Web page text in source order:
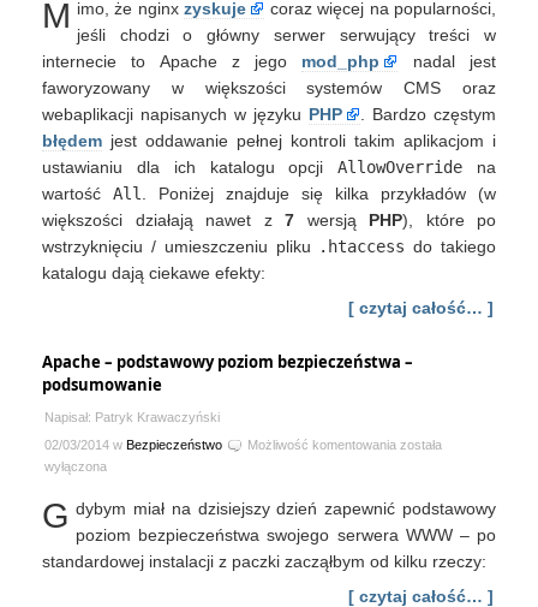
do
aplikacji
M imo, że nginxzyskuje
coraz więcej na popularności,
jeśli chodzi o główny serwer serwujący treści w
internecie to Apache z jego mod_php
nadal jest
faworyzowany w większości systemów CMS oraz
webaplikacji napisanych w języku PHP
. Bardzo częstym
błędem jest oddawanie pełnej kontroli takim aplikacjom i
ustawianiu dla ich katalogu opcjiAllowOverride na
wartość All
. Poniżej znajduje się kilka przykładów (w
większości działają nawet z 7 wersją PHP), które po
wstrzyknięciu / umieszczeniu pliku
.htaccess do takiego
katalogu dają ciekawe efekty:
[ czytaj całość… ]
Apache – podstawowy poziom bezpieczeństwa –
podsumowanie
Napisał: Patryk Krawaczyński
02/03/2014 w Bezpieczeństwo Możliwość komentowania Apache
poziom
bezpieczeństwa
podsumowanie
została
wyłączona
G dybym miał na dzisiejszy dzień zapewnić podstawowy
poziom bezpieczeństwa swojego serwera WWW – po
standardowej instalacji z paczki zacząłbym od kilku rzeczy:
[ czytaj całość… ]